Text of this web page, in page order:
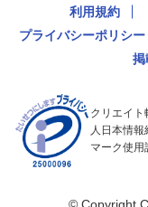
利用規約
プライバシーポリシー
掲
クリエイ
人日本情
マーク使用